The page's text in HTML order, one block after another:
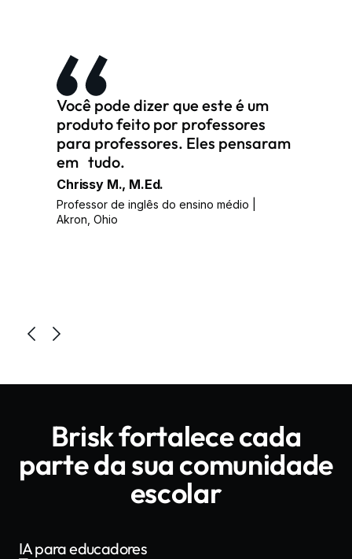
Chrissy M., M.Ed.
Professor de inglês do ensino médio |
Akron, Ohio
Você pode dizer que este é um
produto feito por professores
para professores. Eles pensaram
em tudo.
Brisk fortalece cada
parte da sua comunidade
escolar
IA para educadores